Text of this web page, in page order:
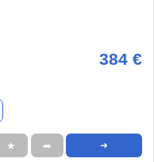
384 €
★ ➦ ➜